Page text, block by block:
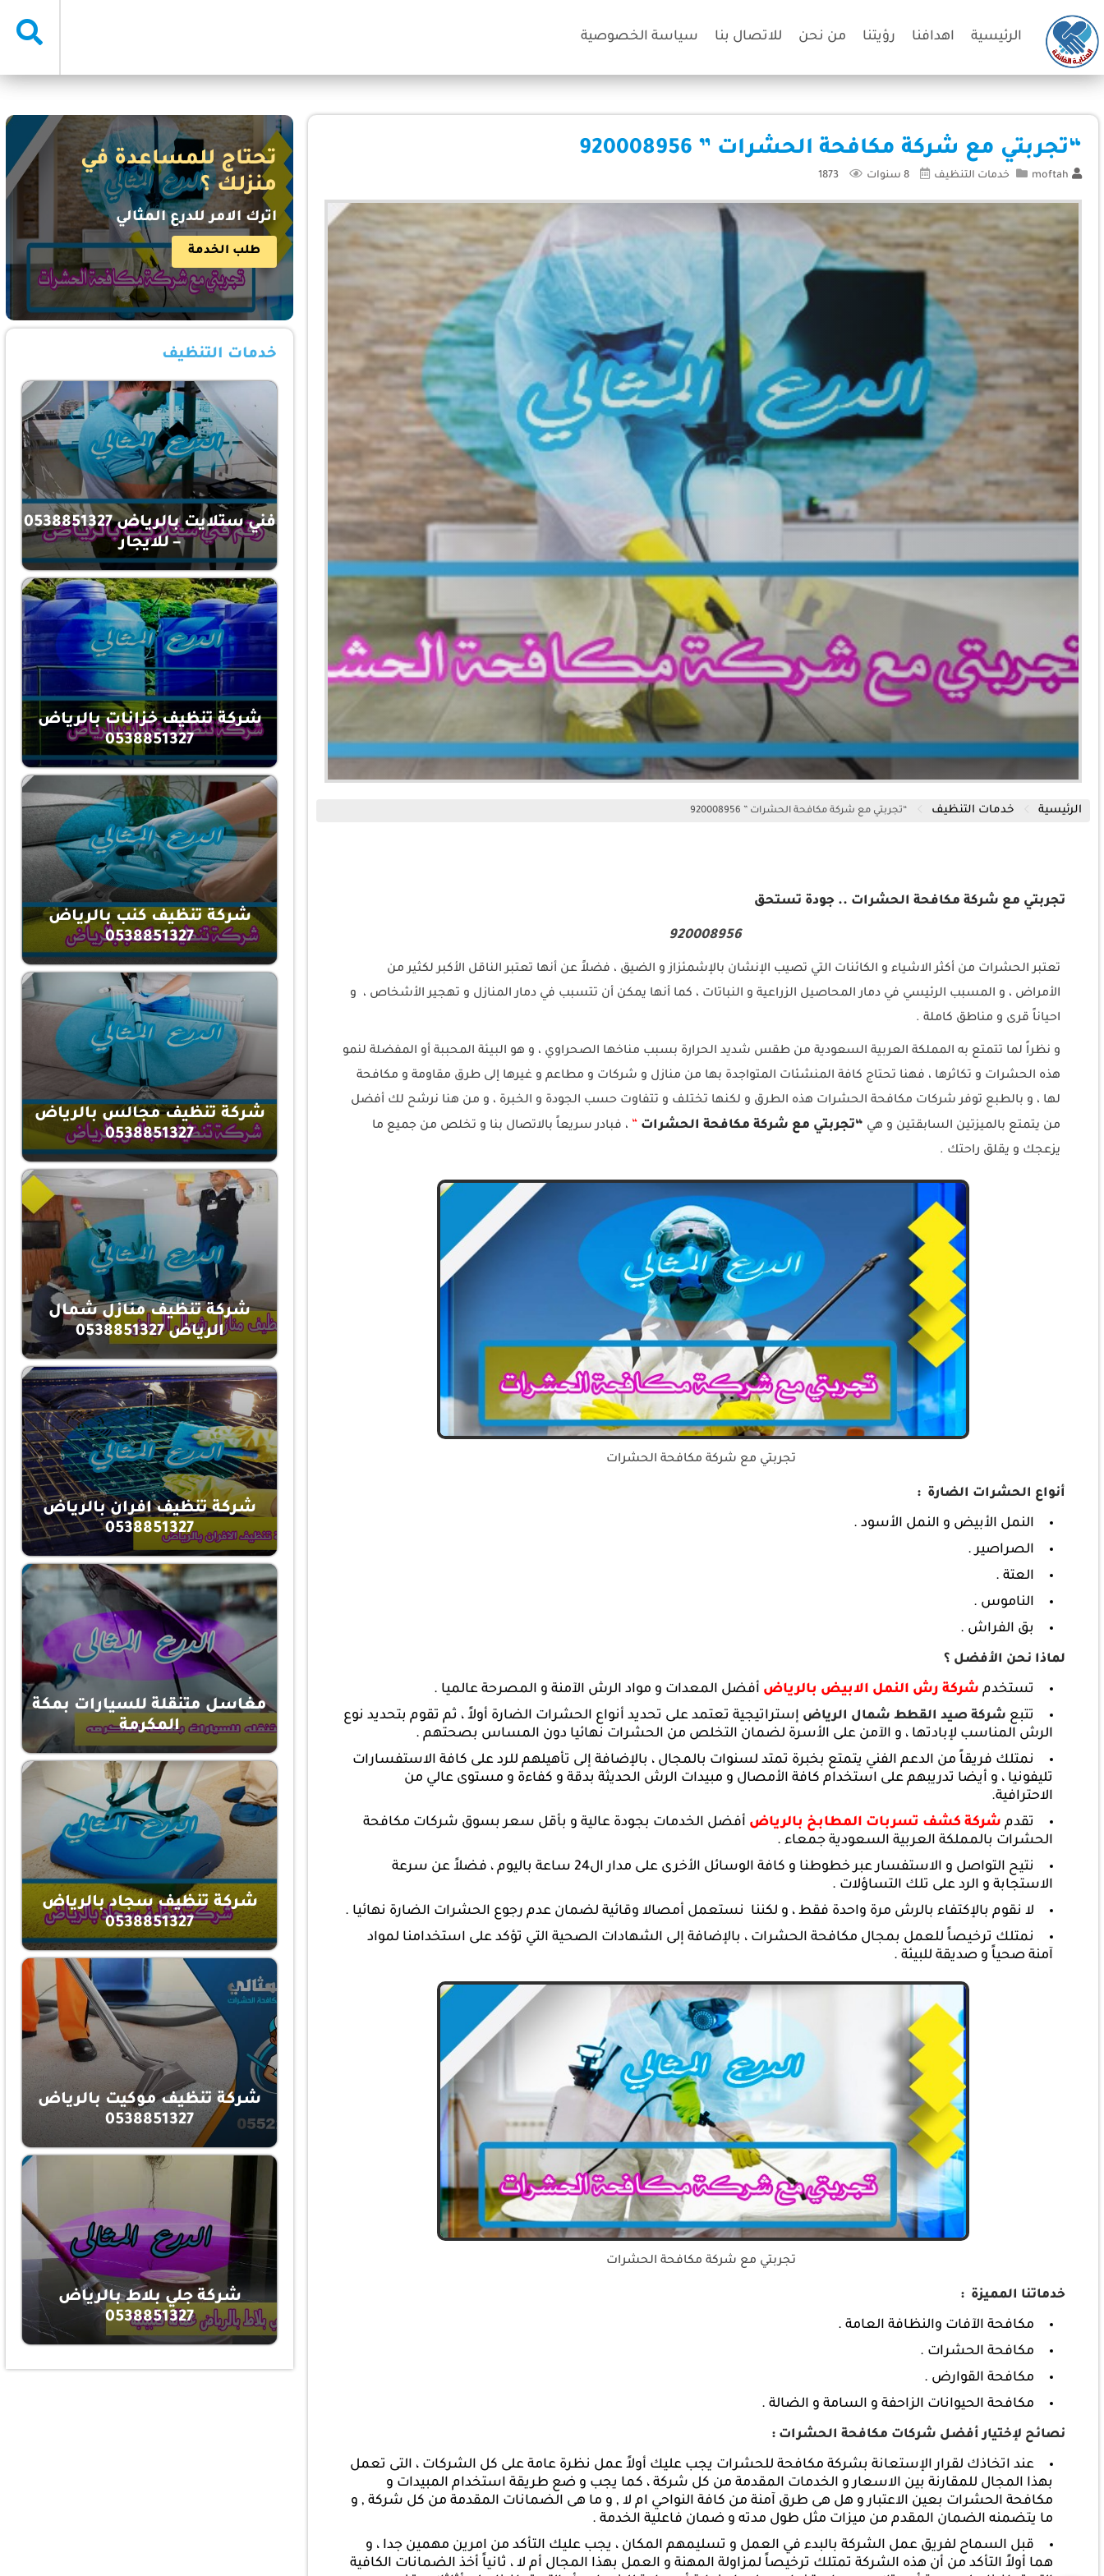
الرئيسية اهدافنا رؤيتنا من نحن للاتصال بنا سياسة الخصوصية
“تجربتي مع شركة مكافحة الحشرات ” 920008956
moftah خدمات التنظيف
الرئيسية خدمات التنظيف “تجربتي مع شركة مكافحة الحشرات ” 920008956
تجربتي مع شركة مكافحة الحشرات .. جودة تستحق
920008956
تعتبر الحشرات من أكثر الاشياء و الكائنات التي تصيب الإنشان بالإشمئزاز و الضيق ، فضلاً عن أنها تعتبر الناقل الأكبر لكثير من
الأمراض ، و المسبب الرئيسي في دمار المحاصيل الزراعية و النباتات ، كما أنها يمكن أن تتسبب في دمار المنازل و تهجير الأشخاص ، و
احياناً قرى و مناطق كاملة .
و نظراً لما تتمتع به المملكة العربية السعودية من طقس شديد الحرارة بسبب مناخها الصحراوي ، و هو البيئة المحببة أو المفضلة لنمو
هذه الحشرات و تكاثرها ، فهنا تحتاج كافة المنشئات المتواجدة بها من منازل و شركات و مطاعم و غيرها إلى طرق مقاومة و مكافحة
لها ، و بالطبع توفر شركات مكافحة الحشرات هذه الطرق و لكنها تختلف و تتفاوت حسب الجودة و الخبرة ، و من هنا نرشح لك أفضل
من يتمتع بالميزتين السابقتين و هي “تجربتي مع شركة مكافحة الحشرات “ ، فبادر سريعاً بالاتصال بنا و تخلص من جميع ما
يزعجك و يقلق راحتك .
تجربتي مع شركة مكافحة الحشرات
أنواع الحشرات الضارة :
النمل الأبيض و النمل الأسود .
الصراصير .
العتة .
الناموس .
بق الفراش .
لماذا نحن الأفضل ؟
تستخدم شركة رش النمل الابيض بالرياض أفضل المعدات و مواد الرش الآمنة و المصرحة عالميا .
تتبع شركة صيد القطط شمال الرياض إستراتيجية تعتمد على تحديد أنواع الحشرات الضارة أولاً ، ثم تقوم بتحديد نوع
الرش المناسب لإبادتها ، و الآمن على الأسرة لضمان التخلص من الحشرات نهائيا دون المساس بصحتهم .
نمتلك فريقاً من الدعم الفني يتمتع بخبرة تمتد لسنوات بالمجال ، بالإضافة إلى تأهيلهم للرد على كافة الاستفسارات
تليفونيا ، و أيضا تدريبهم على استخدام كافة الأمصال و مبيدات الرش الحديثة بدقة و كفاءة و مستوى عالي من
الاحترافية.
تقدم شركة كشف تسربات المطابخ بالرياض أفضل الخدمات بجودة عالية و بأقل سعر بسوق شركات مكافحة
الحشرات بالمملكة العربية السعودية جمعاء .
نتيح التواصل و الاستفسار عبر خطوطنا و كافة الوسائل الأخرى على مدار ال24 ساعة باليوم ، فضلاً عن سرعة
الاستجابة و الرد على تلك التساؤلات .
لا نقوم بالإكتفاء بالرش مرة واحدة فقط ، و لكننا نستعمل أمصالا وقائية لضمان عدم رجوع الحشرات الضارة نهائيا .
نمتلك ترخيصاً للعمل بمجال مكافحة الحشرات ، بالإضافة إلى الشهادات الصحية التي تؤكد على استخدامنا لمواد
آمنة صحياً و صديقة للبيئة .
تجربتي مع شركة مكافحة الحشرات
خدماتنا المميزة :
مكافحة الآفات والنظافة العامة .
مكافحة الحشرات .
مكافحة القوارض .
مكافحة الحيوانات الزاحفة و السامة و الضالة .
نصائح لإختيار أفضل شركات مكافحة الحشرات :
عند اتخاذك لقرار الإستعانة بشركة مكافحة للحشرات يجب عليك أولاً عمل نظرة عامة على كل الشركات ، التى تعمل
بهذا المجال للمقارنة بين الاسعار و الخدمات المقدمة من كل شركة ، كما يجب و ضع طريقة استخدام المبيدات و
مكافحة الحشرات بعين الاعتبار و هل هى طرق آمنة من كافة النواحي ام لا , و ما هى الضمانات المقدمة من كل شركة , و
ما يتضمنه الضمان المقدم من ميزات مثل طول مدته و ضمان فاعلية الخدمة .
قبل السماح لفريق عمل الشركة بالبدء في العمل و تسليمهم المكان ، يجب عليك التأكد من امرين مهمين جدا ، و
هما أولاً التأكد من أن هذه الشركة تمتلك ترخيصاً لمزاولة المهنة و العمل بهذا المجال أم لا ، ثانياً أخذ الضمانات الكافية
تحتاج للمساعدة في
منزلك ؟
اترك الامر للدرع المثالي
طلب الخدمة
خدمات التنظيف
فني ستلايت بالرياض 0538851327
– للايجار
شركة تنظيف خزانات بالرياض
0538851327
شركة تنظيف كنب بالرياض
0538851327
شركة تنظيف مجالس بالرياض
0538851327
شركة تنظيف منازل شمال
الرياض 0538851327
شركة تنظيف افران بالرياض
0538851327
مغاسل متنقلة للسيارات بمكة
المكرمة
شركة تنظيف سجاد بالرياض
0538851327
شركة تنظيف موكيت بالرياض
0538851327
شركة جلي بلاط بالرياض
0538851327